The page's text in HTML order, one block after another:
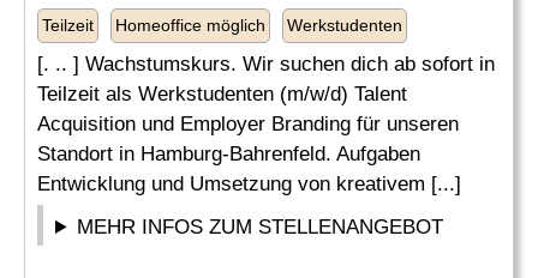
Teilzeit Homeoffice möglich Werkstudenten
[. .. ] Wachstumskurs. Wir suchen dich ab sofort in
Teilzeit als Werkstudenten (m/w/d) Talent
Acquisition und Employer Branding für unseren
Standort in Hamburg-Bahrenfeld. Aufgaben
Entwicklung und Umsetzung von kreativem [...]
MEHR INFOS ZUM STELLENANGEBOT